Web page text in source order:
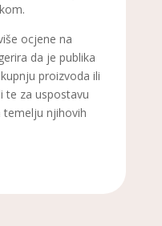
ocjene na
da je publika
proizvoda ili
te za uspostavu
temelju njihovih